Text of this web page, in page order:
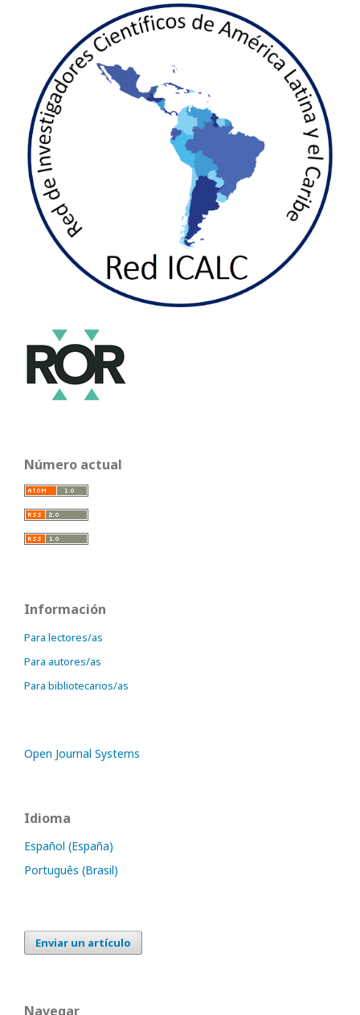
Número actual
Información
Para lectores/as
Para autores/as
Para bibliotecarios/as
Open Journal Systems
Idioma
Español (España)
Português (Brasil)
Enviar un artículo
Navegar